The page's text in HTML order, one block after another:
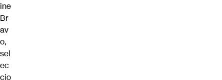
ine
Br
av
o,
sel
ec
cio